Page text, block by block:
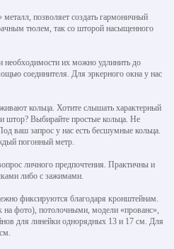
металл, позволяет создать гармоничный
тюлем, так со шторой насыщенного
необходимости их можно удлинить до
соединителя. Для эркерного окна у нас
кольца. Хотите слышать характерный
штор? Выбирайте простые кольца. Не
ваш запрос у нас есть бесшумные кольца.
погонный метр.
личного предпочтения. Практичны и
либо с зажимами.
фиксируются благодаря кронштейнам.
фото), потолочными, модели «прованс»,
для линейки однорядных 13 и 17 см. Для